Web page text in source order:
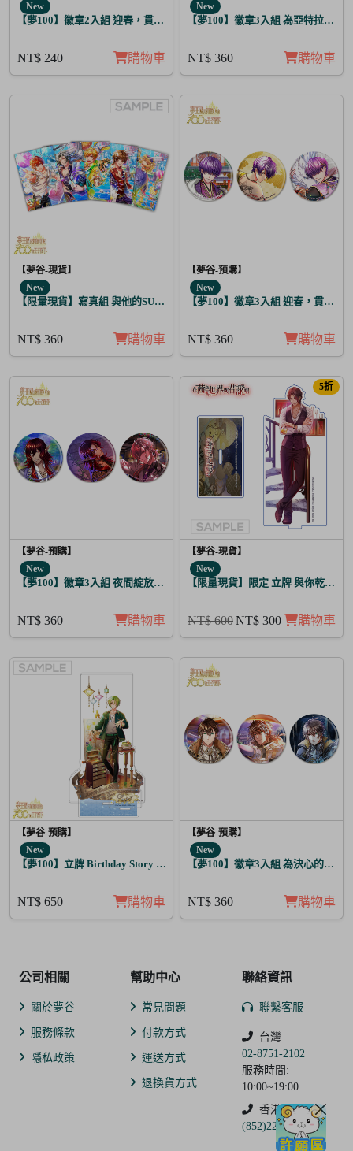
New
【夢100】徽章2入組 迎春，貫徹仁義的火之誓言 弗亞
NT$ 240 購物車
New
【夢100】徽章3入組 為亞特拉斯的
NT$ 360 購物車
【夢谷-現貨】
New
【限量現貨】寫真組 與他的SUGAR&BITTER 太陽覺醒 5入
NT$ 360 購物車
【夢谷-預購】
New
【夢100】徽章3入組 迎春，貫徹仁
NT$ 360 購物車
【夢谷-預購】
New
【夢100】徽章3入組 夜間綻放的花香調酒 迪翁
NT$ 360 購物車
5折
【夢谷-現貨】
New
【限量現貨】限定 立牌 與你乾杯 德
NT$ 600NT$ 300 購物車
【夢谷-預購】
New
【夢100】立牌 Birthday Story 利德 月覺
NT$ 650 購物車
【夢谷-預購】
New
【夢100】徽章3入組 為決心的落幕
NT$ 360 購物車
公司相關
關於夢谷
服務條款
隱私政策
幫助中心
常見問題
付款方式
運送方式
退換貨方式
聯絡資訊
聯繫客服
台灣
02-8751-2102
服務時間:
10:00~19:00
香港
(852)2250-9311